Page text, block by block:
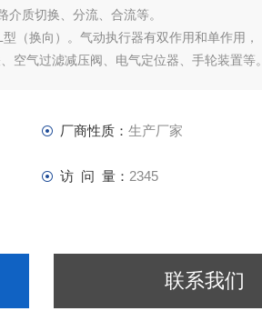
质切换、分流、合流等。
（换向）。气动执行器有双作用和单作用，
空气过滤减压阀、电气定位器、手轮装置等。
厂商性质： 生产厂家
访 问 量： 2345
联系我们